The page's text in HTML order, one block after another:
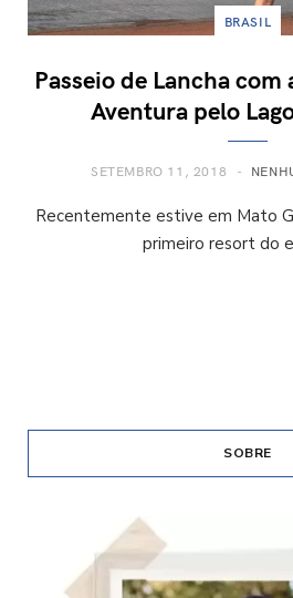
BRASIL
Passeio de Lancha
Aventura pelo
SETEMBRO 11, 2018
Recentemente estive em Mato
primeiro resort do
SOBRE